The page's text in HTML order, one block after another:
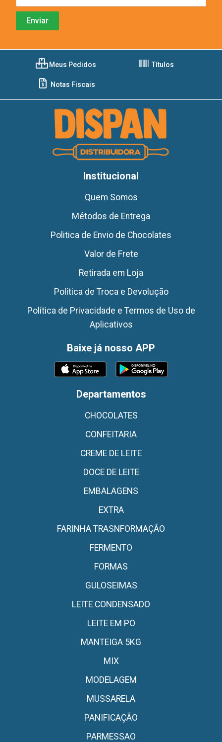
Meus Pedidos Títulos
Notas Fiscais
Institucional
Quem Somos
Métodos de Entrega
Politica de Envio de Chocolates
Valor de Frete
Retirada em Loja
Política de Troca e Devolução
Política de Privacidade e Termos de Uso de
Aplicativos
Baixe já nosso APP
Departamentos
CHOCOLATES
CONFEITARIA
CREME DE LEITE
DOCE DE LEITE
EMBALAGENS
EXTRA
FARINHA TRASNFORMAÇÃO
FERMENTO
FORMAS
GULOSEIMAS
LEITE CONDENSADO
LEITE EM PO
MANTEIGA 5KG
MIX
MODELAGEM
MUSSARELA
PANIFICAÇÃO
PARMESSAO